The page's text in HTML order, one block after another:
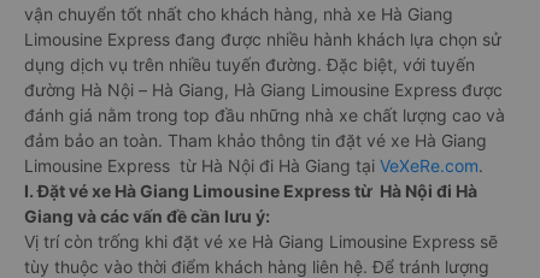
vận chuyển tốt nhất cho khách hàng, nhà xe Hà Giang
Limousine Express đang được nhiều hành khách lựa chọn sử
dụng dịch vụ trên nhiều tuyến đường. Đặc biệt, với tuyến
đường Hà Nội – Hà Giang, Hà Giang Limousine Express được
đánh giá nằm trong top đầu những nhà xe chất lượng cao và
đảm bảo an toàn. Tham khảo thông tin đặt vé xe Hà Giang
Limousine Express từ Hà Nội đi Hà Giang tại VeXeRe.com.
I. Đặt vé xe Hà Giang Limousine Express từ Hà Nội đi Hà
Giang và các vấn đề cần lưu ý:
Vị trí còn trống khi đặt vé xe Hà Giang Limousine Express sẽ
tùy thuộc vào thời điểm khách hàng liên hệ. Để tránh lượng